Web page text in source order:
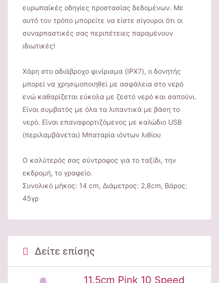
ευρωπαϊκές οδηγίες προστασίας δεδομένων. Με
αυτό τον τρόπο μπορείτε να είστε σίγουροι ότι οι
συναρπαστικές σας περιπέτειες παραμένουν
ιδιωτικές!
Χάρη στο αδιάβροχο φινίρισμα (IPX7), ο δονητής
μπορεί να χρησιμοποιηθεί με ασφάλεια στο νερό
ενώ καθαρίζεται εύκολα με ζεστό νερό και σαπούνι.
Είναι συμβατός με όλα τα λιπαντικά με βάση το
νερό. Είναι επαναφορτιζόμενος με καλώδιο USB
(περιλαμβάνεται) Μπαταρία ιόντων λιθίου
Ο καλύτερός σας σύντροφος για το ταξίδι, την
εκδρομή, το γραφείο.
Συνολικό μήκος: 14 cm, Διάμετρος: 2,8cm, Βάρος:
45γρ
Δείτε επίσης
11.5cm Pink 10 Speed